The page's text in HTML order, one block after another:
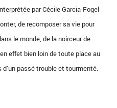
par Cécile Garcia-Fogel
de recomposer sa vie pour
le monde, de la noirceur de
effet bien loin de toute place au
passé trouble et tourmenté.